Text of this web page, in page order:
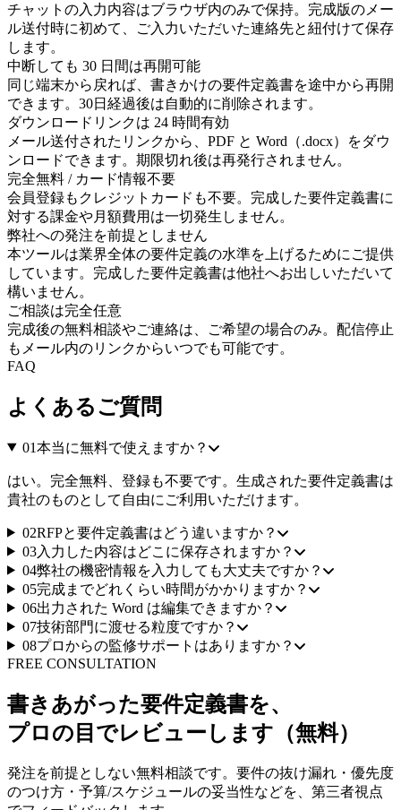
チャットの入力内容はブラウザ内のみで保持。完成版のメー
ル送付時に初めて、ご入力いただいた連絡先と紐付けて保存
します。
中断しても 30 日間は再開可能
同じ端末から戻れば、書きかけの要件定義書を途中から再開
できます。30日経過後は自動的に削除されます。
ダウンロードリンクは 24 時間有効
メール送付されたリンクから、PDF と Word（.docx）をダウ
ンロードできます。期限切れ後は再発行されません。
完全無料 / カード情報不要
会員登録もクレジットカードも不要。完成した要件定義書に
対する課金や月額費用は一切発生しません。
弊社への発注を前提としません
本ツールは業界全体の要件定義の水準を上げるためにご提供
しています。完成した要件定義書は他社へお出しいただいて
構いません。
ご相談は完全任意
完成後の無料相談やご連絡は、ご希望の場合のみ。配信停止
もメール内のリンクからいつでも可能です。
FAQ
よくあるご質問
01本当に無料で使えますか？
はい。完全無料、登録も不要です。生成された要件定義書は
貴社のものとして自由にご利用いただけます。
02RFPと要件定義書はどう違いますか？
03入力した内容はどこに保存されますか？
04弊社の機密情報を入力しても大丈夫ですか？
05完成までどれくらい時間がかかりますか？
06出力された Word は編集できますか？
07技術部門に渡せる粒度ですか？
08プロからの監修サポートはありますか？
FREE CONSULTATION
書きあがった要件定義書を、
プロの目でレビューします（無料）
発注を前提としない無料相談です。要件の抜け漏れ・優先度
のつけ方・予算/スケジュールの妥当性などを、第三者視点